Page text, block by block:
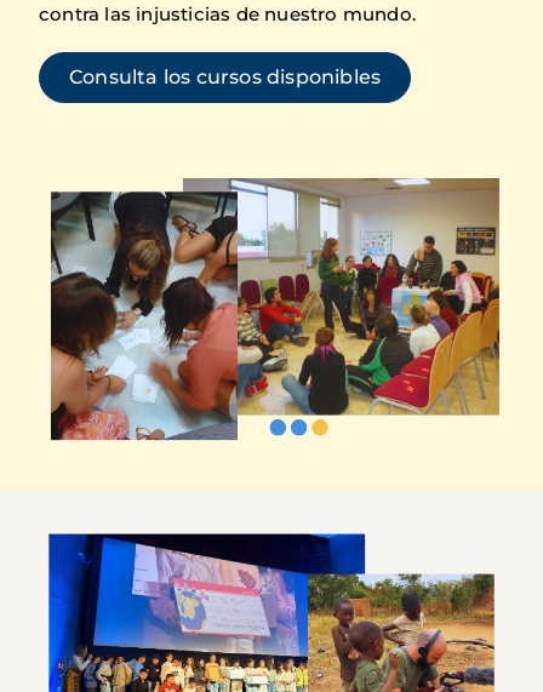
contra las injusticias de nuestro mundo.
Consulta los cursos disponibles
Imagen